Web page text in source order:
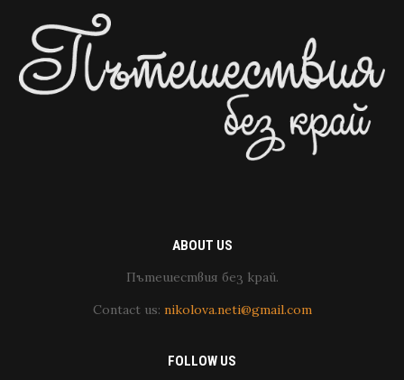
ABOUT US
Пътешествия без край.
Contact us: nikolova.neti@gmail.com
FOLLOW US